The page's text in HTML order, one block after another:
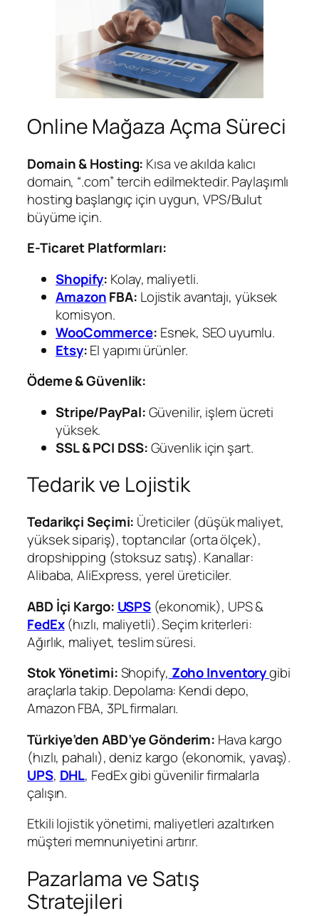
Online Mağaza Açma Süreci
Domain & Hosting: Kısa ve akılda kalıcı
domain, “.com” tercih edilmektedir. Paylaşımlı
hosting başlangıç için uygun, VPS/Bulut
büyüme için.
E-Ticaret Platformları:
Shopify: Kolay, maliyetli.
AmazonFBA: Lojistik avantajı, yüksek
komisyon.
WooCommerce: Esnek, SEO uyumlu.
Etsy:El yapımı ürünler.
Ödeme & Güvenlik:
Stripe/PayPal:Güvenilir, işlem ücreti
yüksek.
SSL & PCI DSS:Güvenlik için şart.
Tedarik ve Lojistik
Tedarikçi Seçimi: Üreticiler (düşük maliyet,
yüksek sipariş), toptancılar (orta ölçek),
dropshipping (stoksuz satış). Kanallar:
Alibaba, AliExpress, yerel üreticiler.
ABD İçi Kargo: USPS (ekonomik), UPS &
FedEx (hızlı, maliyetli). Seçim kriterleri:
Ağırlık, maliyet, teslim süresi.
Stok Yönetimi:Shopify, Zoho Inventorygibi
araçlarla takip. Depolama: Kendi depo,
Amazon FBA, 3PL firmaları.
Türkiye’den ABD’ye Gönderim: Hava kargo
(hızlı, pahalı), deniz kargo (ekonomik, yavaş).
UPS, DHL, FedEx gibi güvenilir firmalarla
çalışın.
Etkili lojistik yönetimi, maliyetleri azaltırken
müşteri memnuniyetini artırır.
Pazarlama ve Satış
Stratejileri